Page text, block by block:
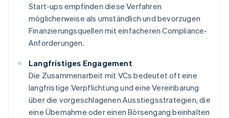
Start-ups empfinden diese Verfahren
möglicherweise als umständlich und bevorzugen
Finanzierungsquellen mit einfacheren Compliance-
Anforderungen.
Langfristiges Engagement
Die Zusammenarbeit mit VCs bedeutet oft eine
langfristige Verpflichtung und eine Vereinbarung
über die vorgeschlagenen Ausstiegsstrategien, die
eine Übernahme oder einen Börsengang beinhalten